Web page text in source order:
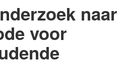
naar
voor